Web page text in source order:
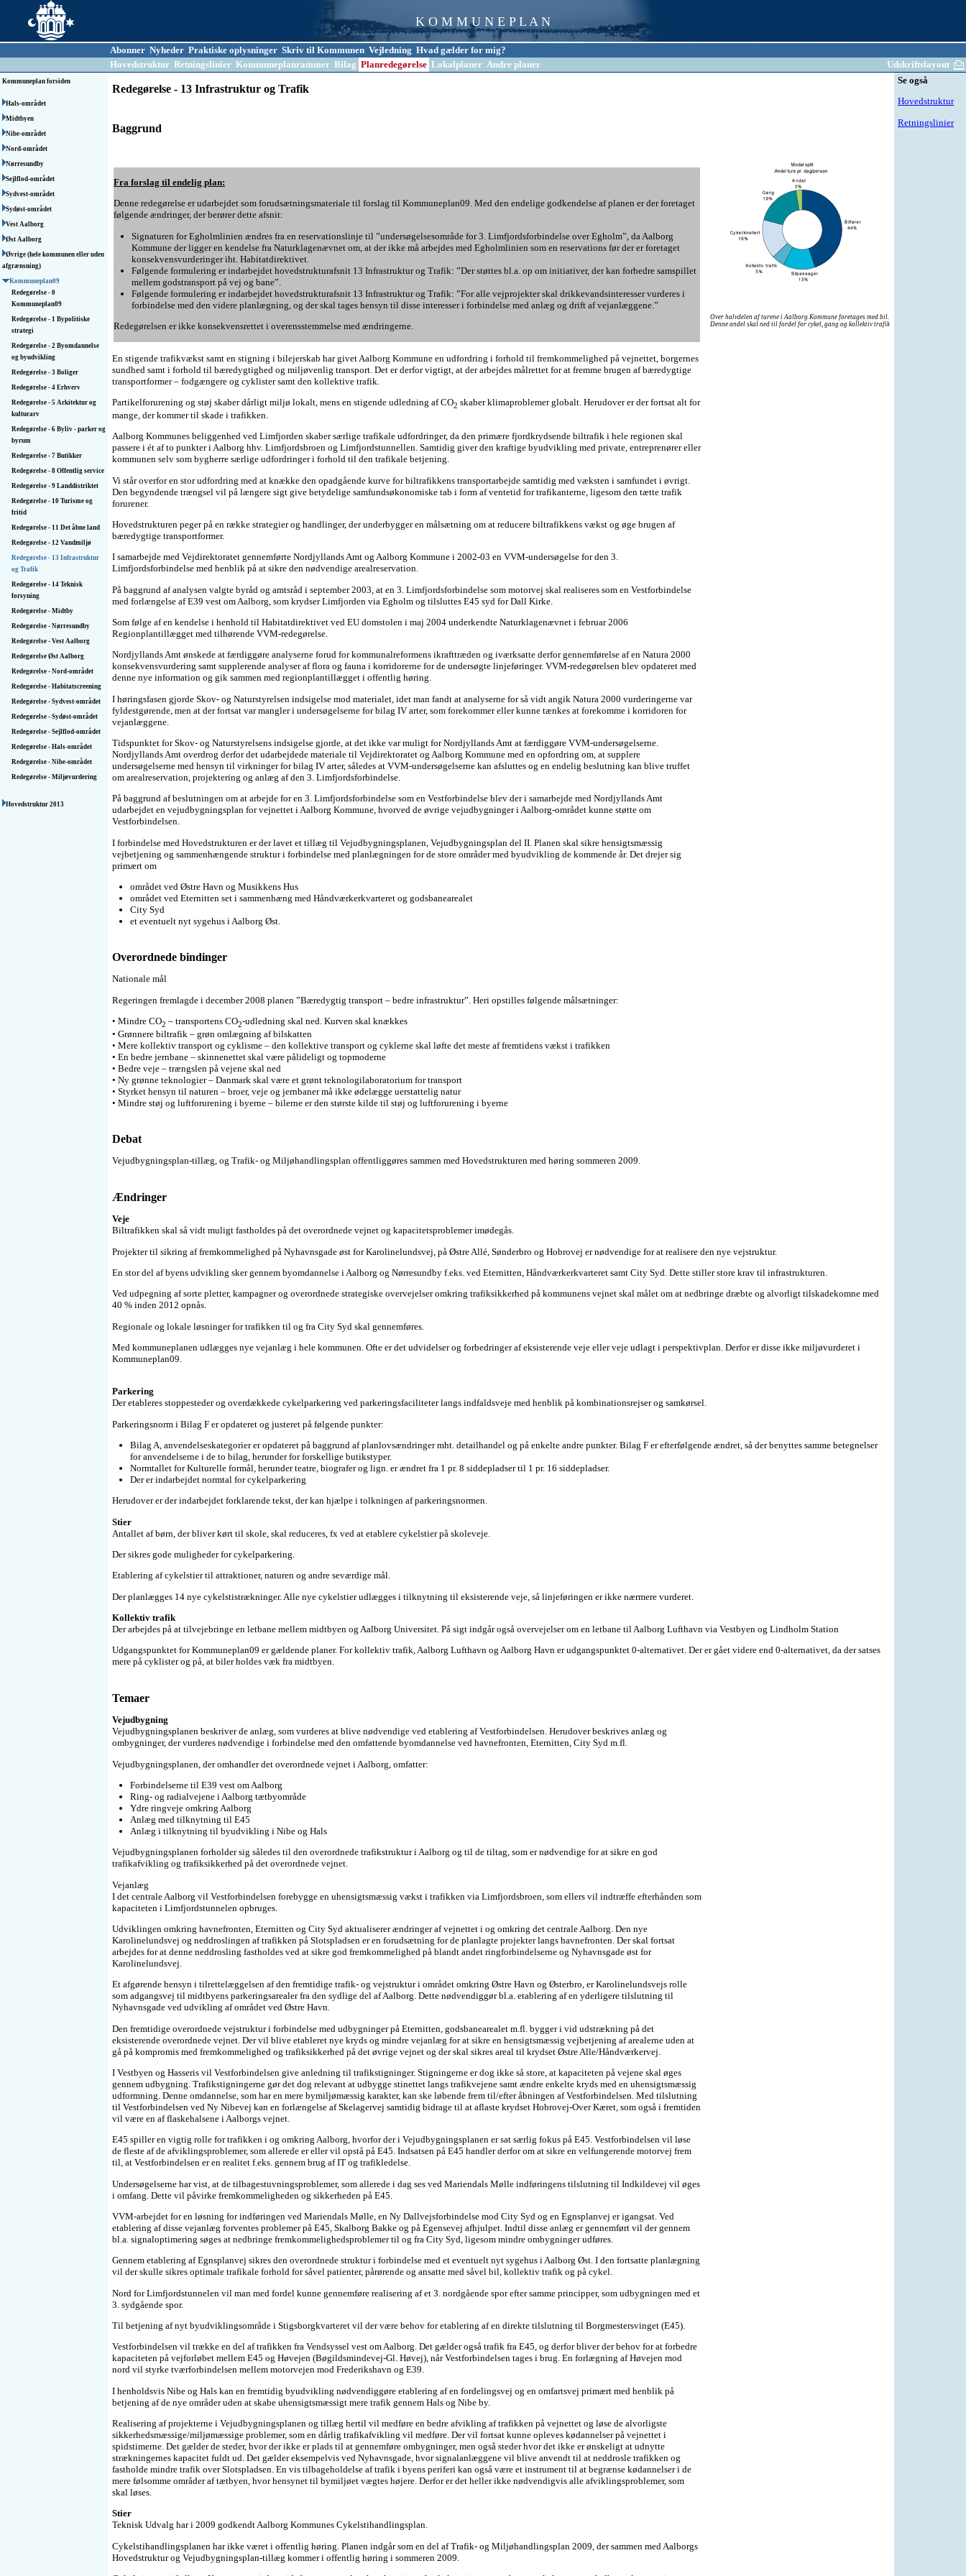
K O M M U N E P L A N
Abonner Nyheder Praktiske oplysninger Skriv til Kommunen Vejledning Hvad gælder for mig?
Hovedstruktur Retningslinier Kommuneplanrammer Bilag Planredegørelse Lokalplaner Andre planer Udskriftslayout
Kommuneplan forsiden
Hals-området
Midtbyen
Nibe-området
Nord-området
Nørresundby
Sejlflod-området
Sydvest-området
Sydøst-området
Vest Aalborg
Øst Aalborg
Øvrige (hele kommunen eller uden
afgrænsning)
Kommuneplan09
Redegørelse - 0
Kommuneplan09
Redegørelse - 1 Bypolitiske
strategi
Redegørelse - 2 Byomdannelse
og byudvikling
Redegørelse - 3 Boliger
Redegørelse - 4 Erhverv
Redegørelse - 5 Arkitektur og
kulturarv
Redegørelse - 6 Byliv - parker og
byrum
Redegørelse - 7 Butikker
Redegørelse - 8 Offentlig service
Redegørelse - 9 Land­distriktet
Redegørelse - 10 Turisme og
fritid
Redegørelse - 11 Det åbne land
Redegørelse - 12 Vandmiljø
Redegørelse - 13 Infrastruktur
og Trafik
Redegørelse - 14 Teknisk
forsyning
Redegørelse - Midtby
Redegørelse - Nørresundby
Redegørelse - Vest Aalborg
Redegørelse Øst Aalborg
Redegørelse - Nord-området
Redegørelse - Habitatscreening
Redegørelse - Sydvest-området
Redegørelse - Sydøst-området
Redegørelse - Sejlflod-området
Redegørelse - Hals-området
Redegørelse - Nibe-området
Redegørelse - Miljøvurdering
Hovedstruktur 2013
Redegørelse - 13 Infrastruktur og Trafik
Baggrund
Fra forslag til endelig plan:
Denne redegørelse er udarbejdet som forudsætningsmateriale til forslag til Kommuneplan09. Med den endelige godkendelse af planen er der foretaget
følgende ændringer, der berører dette afsnit:
Signaturen for Egholmlinien ændres fra en reservationslinje til ”undersøgelsesområde for 3. Limfjordsforbindelse over Egholm”, da Aalborg
Kommune der ligger en kendelse fra Naturklagenævnet om, at der ikke må arbejdes med Egholmlinien som en reservations før der er foretaget
konsekvensvurderinger iht. Habitatdirektivet.
Følgende formulering er indarbejdet hovedstrukturafsnit 13 Infrastruktur og Trafik: ”Der støttes bl.a. op om initiativer, der kan forbedre samspillet
mellem godstransport på vej og bane”.
Følgende formulering er indarbejdet hovedstrukturafsnit 13 Infrastruktur og Trafik: ”For alle vejprojekter skal drikkevandsinteresser vurderes i
forbindelse med den videre planlægning, og der skal tages hensyn til disse interesser i forbindelse med anlæg og drift af vejanlæggene.”
Redegørelsen er ikke konsekvensrettet i overensstemmelse med ændringerne.
En stigende trafikvækst samt en stigning i bilejerskab har givet Aalborg Kommune en udfordring i forhold til fremkommelighed på vejnettet, borgernes
sundhed samt i forhold til bæredygtighed og miljøvenlig transport. Det er derfor vigtigt, at der arbejdes målrettet for at fremme brugen af bæredygtige
transportformer – fodgængere og cyklister samt den kollektive trafik.
Partikelforurening og støj skaber dårligt miljø lokalt, mens en stigende udledning af CO2 skaber klimaproblemer globalt. Herudover er der fortsat alt for
mange, der kommer til skade i trafikken.
Aalborg Kommunes beliggenhed ved Limfjorden skaber særlige trafikale udfordringer, da den primære fjordkrydsende biltrafik i hele regionen skal
passere i ét af to punkter i Aalborg hhv. Limfjordsbroen og Limfjordstunnellen. Samtidig giver den kraftige byudvikling med private, entreprenører eller
kommunen selv som bygherre særlige udfordringer i forhold til den trafikale betjening.
Vi står overfor en stor udfordring med at knække den opadgående kurve for biltrafikkens transportarbejde samtidig med væksten i samfundet i øvrigt.
Den begyndende trængsel vil på længere sigt give betydelige samfundsøkonomiske tab i form af ventetid for trafikanterne, ligesom den tætte trafik
forurener.
Hovedstrukturen peger på en række strategier og handlinger, der underbygger en målsætning om at reducere biltrafikkens vækst og øge brugen af
bæredygtige transportformer.
I samarbejde med Vejdirektoratet gennemførte Nordjyllands Amt og Aalborg Kommune i 2002-03 en VVM-undersøgelse for den 3.
Limfjordsforbindelse med henblik på at sikre den nødvendige arealreservation.
På baggrund af analysen valgte byråd og amtsråd i september 2003, at en 3. Limfjordsforbindelse som motorvej skal realiseres som en Vestforbindelse
med forlængelse af E39 vest om Aalborg, som krydser Limfjorden via Egholm og tilsluttes E45 syd for Dall Kirke.
Som følge af en kendelse i henhold til Habitatdirektivet ved EU domstolen i maj 2004 underkendte Naturklagenævnet i februar 2006
Regionplantillægget med tilhørende VVM-redegørelse.
Nordjyllands Amt ønskede at færdiggøre analyserne forud for kommunalreformens ikrafttræden og iværksatte derfor gennemførelse af en Natura 2000
konsekvensvurdering samt supplerende analyser af flora og fauna i korridorerne for de undersøgte linjeføringer. VVM-redegørelsen blev opdateret med
denne nye information og gik sammen med regionplantillægget i offentlig høring.
I høringsfasen gjorde Skov- og Naturstyrelsen indsigelse mod materialet, idet man fandt at analyserne for så vidt angik Natura 2000 vurderingerne var
fyldestgørende, men at der fortsat var mangler i undersøgelserne for bilag IV arter, som forekommer eller kunne tænkes at forekomme i korridoren for
vejanlæggene.
Tidspunktet for Skov- og Naturstyrelsens indsigelse gjorde, at det ikke var muligt for Nordjyllands Amt at færdiggøre VVM-undersøgelserne.
Nordjyllands Amt overdrog derfor det udarbejdede materiale til Vejdirektoratet og Aalborg Kommune med en opfordring om, at supplere
undersøgelserne med hensyn til virkninger for bilag IV arter, således at VVM-undersøgelserne kan afsluttes og en endelig beslutning kan blive truffet
om arealreservation, projektering og anlæg af den 3. Limfjordsforbindelse.
På baggrund af beslutningen om at arbejde for en 3. Limfjordsforbindelse som en Vestforbindelse blev der i samarbejde med Nordjyllands Amt
udarbejdet en vejudbygningsplan for vejnettet i Aalborg Kommune, hvorved de øvrige vejudbygninger i Aalborg-området kunne støtte om
Vestforbindelsen.
I forbindelse med Hovedstrukturen er der lavet et tillæg til Vejudbygningsplanen, Vejudbygningsplan del II. Planen skal sikre hensigtsmæssig
vejbetjening og sammenhængende struktur i forbindelse med planlægningen for de store områder med byudvikling de kommende år. Det drejer sig
primært om
området ved Østre Havn og Musikkens Hus
området ved Eternitten set i sammenhæng med Håndværkerkvarteret og godsbanearealet
City Syd
et eventuelt nyt sygehus i Aalborg Øst.
Over halvdelen af turene i Aalborg Kommune foretages med bil.
Denne andel skal ned til fordel for cykel, gang og kollektiv trafik
Overordnede bindinger
Nationale mål
Regeringen fremlagde i december 2008 planen ”Bæredygtig transport – bedre infrastruktur”. Heri opstilles følgende målsætninger:
• Mindre CO2 – transportens CO2-udledning skal ned. Kurven skal knækkes
• Grønnere biltrafik – grøn omlægning af bilskatten
• Mere kollektiv transport og cyklisme – den kollektive transport og cyklerne skal løfte det meste af fremtidens vækst i trafikken
• En bedre jernbane – skinnenettet skal være pålideligt og topmoderne
• Bedre veje – trængslen på vejene skal ned
• Ny grønne teknologier – Danmark skal være et grønt teknologilaboratorium for transport
• Styrket hensyn til naturen – broer, veje og jernbaner må ikke ødelægge uerstattelig natur
• Mindre støj og luftforurening i byerne – bilerne er den største kilde til støj og luftforurening i byerne
Debat
Vejudbygningsplan-tillæg, og Trafik- og Miljøhandlingsplan offentliggøres sammen med Hovedstrukturen med høring sommeren 2009.
Ændringer
Veje
Biltrafikken skal så vidt muligt fastholdes på det overordnede vejnet og kapacitetsproblemer imødegås.
Projekter til sikring af fremkommelighed på Nyhavnsgade øst for Karolinelundsvej, på Østre Allé, Sønderbro og Hobrovej er nødvendige for at realisere den nye vejstruktur.
En stor del af byens udvikling sker gennem byomdannelse i Aalborg og Nørresundby f.eks. ved Eternitten, Håndværkerkvarteret samt City Syd. Dette stiller store krav til infrastrukturen.
Ved udpegning af sorte pletter, kampagner og overordnede strategiske overvejelser omkring trafiksikkerhed på kommunens vejnet skal målet om at nedbringe dræbte og alvorligt tilskadekomne med
40 % inden 2012 opnås.
Regionale og lokale løsninger for trafikken til og fra City Syd skal gennemføres.
Med kommuneplanen udlægges nye vejanlæg i hele kommunen. Ofte er det udvidelser og forbedringer af eksisterende veje eller veje udlagt i perspektivplan. Derfor er disse ikke miljøvurderet i
Kommuneplan09.
Parkering
Der etableres stoppesteder og overdækkede cykelparkering ved parkeringsfaciliteter langs indfaldsveje med henblik på kombinationsrejser og samkørsel.
Parkeringsnorm i Bilag F er opdateret og justeret på følgende punkter:
Bilag A, anvendelseskategorier er opdateret på baggrund af planlovsændringer mht. detailhandel og på enkelte andre punkter. Bilag F er efterfølgende ændret, så der benyttes samme betegnelser
for anvendelserne i de to bilag, herunder for forskellige butikstyper.
Normtallet for Kulturelle formål, herunder teatre, biografer og lign. er ændret fra 1 pr. 8 siddepladser til 1 pr. 16 siddepladser.
Der er indarbejdet normtal for cykelparkering
Herudover er der indarbejdet forklarende tekst, der kan hjælpe i tolkningen af parkeringsnormen.
Stier
Antallet af børn, der bliver kørt til skole, skal reduceres, fx ved at etablere cykelstier på skoleveje.
Der sikres gode muligheder for cykelparkering.
Etablering af cykelstier til attraktioner, naturen og andre seværdige mål.
Der planlægges 14 nye cykelstistrækninger. Alle nye cykelstier udlægges i tilknytning til eksisterende veje, så linjeføringen er ikke nærmere vurderet.
Kollektiv trafik
Der arbejdes på at tilvejebringe en letbane mellem midtbyen og Aalborg Universitet. På sigt indgår også overvejelser om en letbane til Aalborg Lufthavn via Vestbyen og Lindholm Station
Udgangspunktet for Kommuneplan09 er gældende planer. For kollektiv trafik, Aalborg Lufthavn og Aalborg Havn er udgangspunktet 0-alternativet. Der er gået videre end 0-alternativet, da der satses
mere på cyklister og på, at biler holdes væk fra midtbyen.
Temaer
Vejudbygning
Vejudbygningsplanen beskriver de anlæg, som vurderes at blive nødvendige ved etablering af Vestforbindelsen. Herudover beskrives anlæg og
ombygninger, der vurderes nødvendige i forbindelse med den omfattende byomdannelse ved havnefronten, Eternitten, City Syd m.fl.
Vejudbygningsplanen, der omhandler det overordnede vejnet i Aalborg, omfatter:
Forbindelserne til E39 vest om Aalborg
Ring- og radialvejene i Aalborg tætbyområde
Ydre ringveje omkring Aalborg
Anlæg med tilknytning til E45
Anlæg i tilknytning til byudvikling i Nibe og Hals
Vejudbygningsplanen forholder sig således til den overordnede trafikstruktur i Aalborg og til de tiltag, som er nødvendige for at sikre en god
trafikafvikling og trafiksikkerhed på det overordnede vejnet.
Vejanlæg
I det centrale Aalborg vil Vestforbindelsen forebygge en uhensigtsmæssig vækst i trafikken via Limfjordsbroen, som ellers vil indtræffe efterhånden som
kapaciteten i Limfjordstunnelen opbruges.
Udviklingen omkring havnefronten, Eternitten og City Syd aktualiserer ændringer af vejnettet i og omkring det centrale Aalborg. Den nye
Karolinelundsvej og neddroslingen af trafikken på Slotspladsen er en forudsætning for de planlagte projekter langs havnefronten. Der skal fortsat
arbejdes for at denne neddrosling fastholdes ved at sikre god fremkommelighed på blandt andet ringforbindelserne og Nyhavnsgade øst for
Karolinelundsvej.
Et afgørende hensyn i tilrettelæggelsen af den fremtidige trafik- og vejstruktur i området omkring Østre Havn og Østerbro, er Karolinelundsvejs rolle
som adgangsvej til midtbyens parkeringsarealer fra den sydlige del af Aalborg. Dette nødvendiggør bl.a. etablering af en yderligere tilslutning til
Nyhavnsgade ved udvikling af området ved Østre Havn.
Den fremtidige overordnede vejstruktur i forbindelse med udbygninger på Eternitten, godsbanearealet m.fl. bygger i vid udstrækning på det
eksisterende overordnede vejnet. Der vil blive etableret nye kryds og mindre vejanlæg for at sikre en hensigtsmæssig vejbetjening af arealerne uden at
gå på kompromis med fremkommelighed og trafiksikkerhed på det øvrige vejnet og der skal sikres areal til krydset Østre Alle/Håndværkervej.
I Vestbyen og Hasseris vil Vestforbindelsen give anledning til trafikstigninger. Stigningerne er dog ikke så store, at kapaciteten på vejene skal øges
gennem udbygning. Trafikstigningerne gør det dog relevant at udbygge stinettet langs trafikvejene samt ændre enkelte kryds med en uhensigtsmæssig
udformning. Denne omdannelse, som har en mere bymiljømæssig karakter, kan ske løbende frem til/efter åbningen af Vestforbindelsen. Med tilslutning
til Vestforbindelsen ved Ny Nibevej kan en forlængelse af Skelagervej samtidig bidrage til at aflaste krydset Hobrovej-Over Kæret, som også i fremtiden
vil være en af flaskehalsene i Aalborgs vejnet.
E45 spiller en vigtig rolle for trafikken i og omkring Aalborg, hvorfor der i Vejudbygningsplanen er sat særlig fokus på E45. Vestforbindelsen vil løse
de fleste af de afviklingsproblemer, som allerede er eller vil opstå på E45. Indsatsen på E45 handler derfor om at sikre en velfungerende motorvej frem
til, at Vestforbindelsen er en realitet f.eks. gennem brug af IT og trafikledelse.
Undersøgelserne har vist, at de tilbagestuvningsproblemer, som allerede i dag ses ved Mariendals Mølle indføringens tilslutning til Indkildevej vil øges
i omfang. Dette vil påvirke fremkommeligheden og sikkerheden på E45.
VVM-arbejdet for en løsning for indføringen ved Mariendals Mølle, en Ny Dallvejsforbindelse mod City Syd og en Egnsplanvej er igangsat. Ved
etablering af disse vejanlæg forventes problemer på E45, Skalborg Bakke og på Egensevej afhjulpet. Indtil disse anlæg er gennemført vil der gennem
bl.a. signaloptimering søges at nedbringe fremkommelighedsproblemer til og fra City Syd, ligesom mindre ombygninger udføres.
Gennem etablering af Egnsplanvej sikres den overordnede struktur i forbindelse med et eventuelt nyt sygehus i Aalborg Øst. I den fortsatte planlægning
vil der skulle sikres optimale trafikale forhold for såvel patienter, pårørende og ansatte med såvel bil, kollektiv trafik og på cykel.
Nord for Limfjordstunnelen vil man med fordel kunne gennemføre realisering af et 3. nordgående spor efter samme principper, som udbygningen med et
3. sydgående spor.
Til betjening af nyt byudviklingsområde i Stigsborgkvarteret vil der være behov for etablering af en direkte tilslutning til Borgmestersvinget (E45).
Vestforbindelsen vil trække en del af trafikken fra Vendsyssel vest om Aalborg. Det gælder også trafik fra E45, og derfor bliver der behov for at forbedre
kapaciteten på vejforløbet mellem E45 og Høvejen (Bøgildsmindevej-Gl. Høvej), når Vestforbindelsen tages i brug. En forlægning af Høvejen mod
nord vil styrke tværforbindelsen mellem motorvejen mod Frederikshavn og E39.
I henholdsvis Nibe og Hals kan en fremtidig byudvikling nødvendiggøre etablering af en fordelingsvej og en omfartsvej primært med henblik på
betjening af de nye områder uden at skabe uhensigtsmæssigt mere trafik gennem Hals og Nibe by.
Realisering af projekterne i Vejudbygningsplanen og tillæg hertil vil medføre en bedre afvikling af trafikken på vejnettet og løse de alvorligste
sikkerhedsmæssige/miljømæssige problemer, som en dårlig trafikafvikling vil medføre. Der vil fortsat kunne opleves kødannelser på vejnettet i
spidstimerne. Det gælder de steder, hvor der ikke er plads til at gennemføre ombygninger, men også steder hvor det ikke er ønskeligt at udnytte
strækningernes kapacitet fuldt ud. Det gælder eksempelvis ved Nyhavnsgade, hvor signalanlæggene vil blive anvendt til at neddrosle trafikken og
fastholde mindre trafik over Slotspladsen. En vis tilbageholdelse af trafik i byens periferi kan også være et instrument til at begrænse kødannelser i de
mere følsomme områder af tætbyen, hvor hensynet til bymiljøet vægtes højere. Derfor er det heller ikke nødvendigvis alle afviklingsproblemer, som
skal løses.
Stier
Teknisk Udvalg har i 2009 godkendt Aalborg Kommunes Cykelstihandlingsplan.
Cykelstihandlingsplanen har ikke været i offentlig høring. Planen indgår som en del af Trafik- og Miljøhandlingsplan 2009, der sammen med Aalborgs
Hovedstruktur og Vejudbygningsplan-tillæg kommer i offentlig høring i sommeren 2009.
Se også
Hovedstruktur
Retningslinier